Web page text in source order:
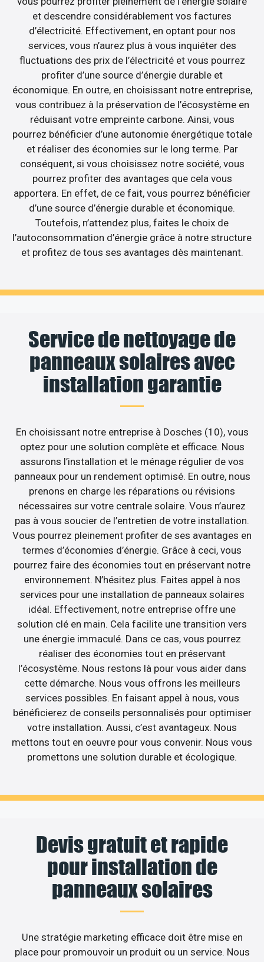
et descendre considérablement vos factures
d’électricité. Effectivement, en optant pour nos
services, vous n’aurez plus à vous inquiéter des
fluctuations des prix de l’électricité et vous pourrez
profiter d’une source d’énergie durable et
économique. En outre, en choisissant notre entreprise,
vous contribuez à la préservation de l’écosystème en
réduisant votre empreinte carbone. Ainsi, vous
pourrez bénéficier d’une autonomie énergétique totale
et réaliser des économies sur le long terme. Par
conséquent, si vous choisissez notre société, vous
pourrez profiter des avantages que cela vous
apportera. En effet, de ce fait, vous pourrez bénéficier
d’une source d’énergie durable et économique.
Toutefois, n’attendez plus, faites le choix de
l’autoconsommation d’énergie grâce à notre structure
et profitez de tous ses avantages dès maintenant.
Service de nettoyage de
panneaux solaires avec
installation garantie
En choisissant notre entreprise à Dosches (10), vous
optez pour une solution complète et efficace. Nous
assurons l’installation et le ménage régulier de vos
panneaux pour un rendement optimisé. En outre, nous
prenons en charge les réparations ou révisions
nécessaires sur votre centrale solaire. Vous n’aurez
pas à vous soucier de l’entretien de votre installation.
Vous pourrez pleinement profiter de ses avantages en
termes d’économies d’énergie. Grâce à ceci, vous
pourrez faire des économies tout en préservant notre
environnement. N’hésitez plus. Faites appel à nos
services pour une installation de panneaux solaires
idéal. Effectivement, notre entreprise offre une
solution clé en main. Cela facilite une transition vers
une énergie immaculé. Dans ce cas, vous pourrez
réaliser des économies tout en préservant
l’écosystème. Nous restons là pour vous aider dans
cette démarche. Nous vous offrons les meilleurs
services possibles. En faisant appel à nous, vous
bénéficierez de conseils personnalisés pour optimiser
votre installation. Aussi, c’est avantageux. Nous
mettons tout en oeuvre pour vous convenir. Nous vous
promettons une solution durable et écologique.
Devis gratuit et rapide
pour installation de
panneaux solaires
Une stratégie marketing efficace doit être mise en
place pour promouvoir un produit ou un service. Nous